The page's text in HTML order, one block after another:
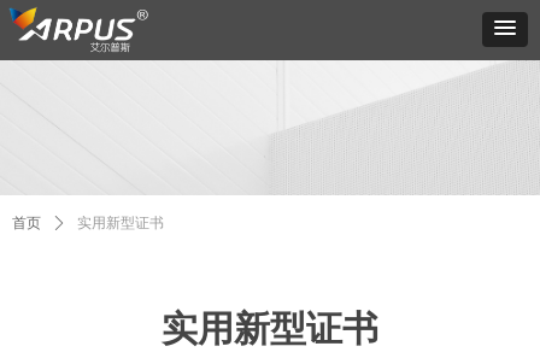
首页 ꄲ 实用新型证书
实用新型证书